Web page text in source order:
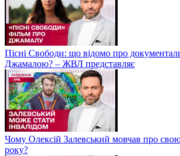
Пісні Свободи: що відомо про
Джамалою? – ЖВЛ представляє
Чому Олексій Залевський мовчав про
року?